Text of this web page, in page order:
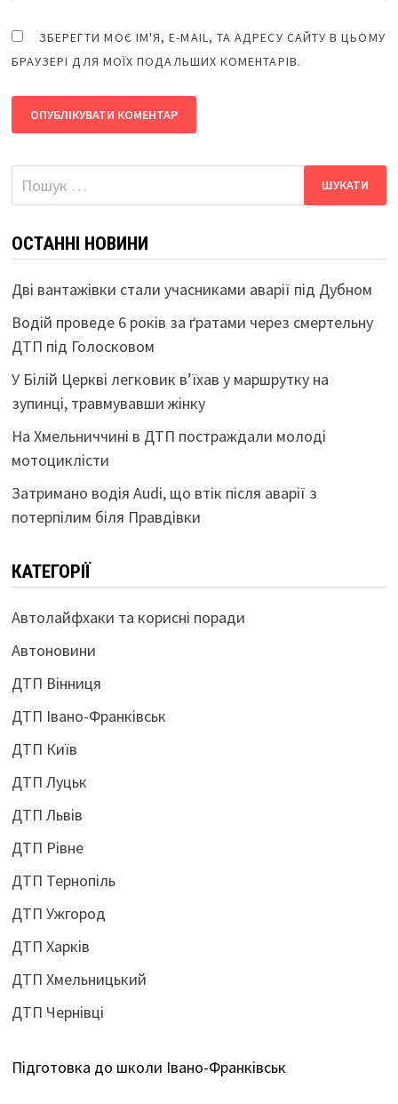
ЗБЕРЕГТИ МОЄ ІМ'Я, E-MAIL, ТА АДРЕСУ САЙТУ В ЦЬОМУ
БРАУЗЕРІ ДЛЯ МОЇХ ПОДАЛЬШИХ КОМЕНТАРІВ.
Пошук:
ОСТАННІ НОВИНИ
Дві вантажівки стали учасниками аварії під Дубном
Водій проведе 6 років за ґратами через смертельну
ДТП під Голосковом
У Білій Церкві легковик в’їхав у маршрутку на
зупинці, травмувавши жінку
На Хмельниччині в ДТП постраждали молоді
мотоциклісти
Затримано водія Audi, що втік після аварії з
потерпілим біля Правдівки
КАТЕГОРІЇ
Автолайфхаки та корисні поради
Автоновини
ДТП Вінниця
ДТП Івано-Франківськ
ДТП Київ
ДТП Луцьк
ДТП Львів
ДТП Рівне
ДТП Тернопіль
ДТП Ужгород
ДТП Харків
ДТП Хмельницький
ДТП Чернівці
Підготовка до школи Івано-Франківськ